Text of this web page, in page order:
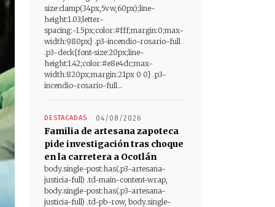
size:clamp(34px,5vw,60px);line-
height:1.03;letter-
spacing:-1.5px;color:#fff;margin:0;max-
width:980px} .p3-incendio-rosario-full
.p3-deck{font-size:20px;line-
height:1.42;color:#e8e4dc;max-
width:820px;margin:21px 0 0} .p3-
incendio-rosario-full...
DESTACADAS 04/08/2026
Familia de artesana zapoteca
pide investigación tras choque
en la carretera a Ocotlán
body.single-post:has(.p3-artesana-
justicia-full) .td-main-content-wrap,
body.single-post:has(.p3-artesana-
justicia-full) .td-pb-row, body.single-